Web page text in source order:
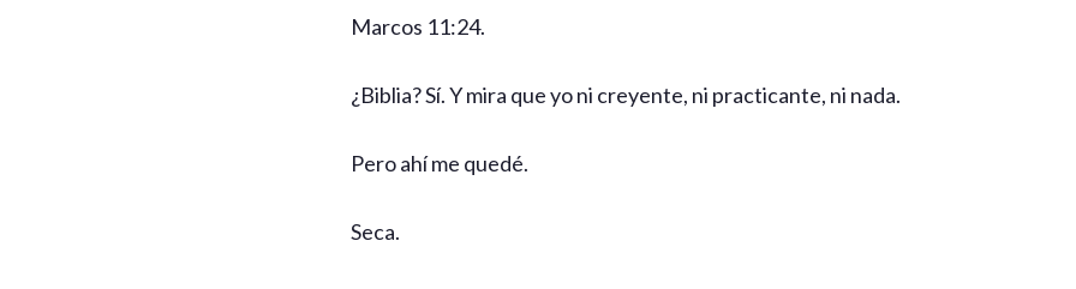
Marcos 11:24.
¿Biblia? Sí. Y mira que yo ni creyente, ni practicante, ni nada.
Pero ahí me quedé.
Seca.